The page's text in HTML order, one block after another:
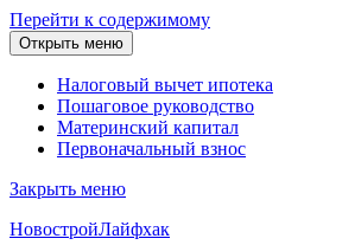
Перейти к содержимому
Открыть меню
Налоговый вычет ипотека
Пошаговое руководство
Материнский капитал
Первоначальный взнос
Закрыть меню
НовостройЛайфхак